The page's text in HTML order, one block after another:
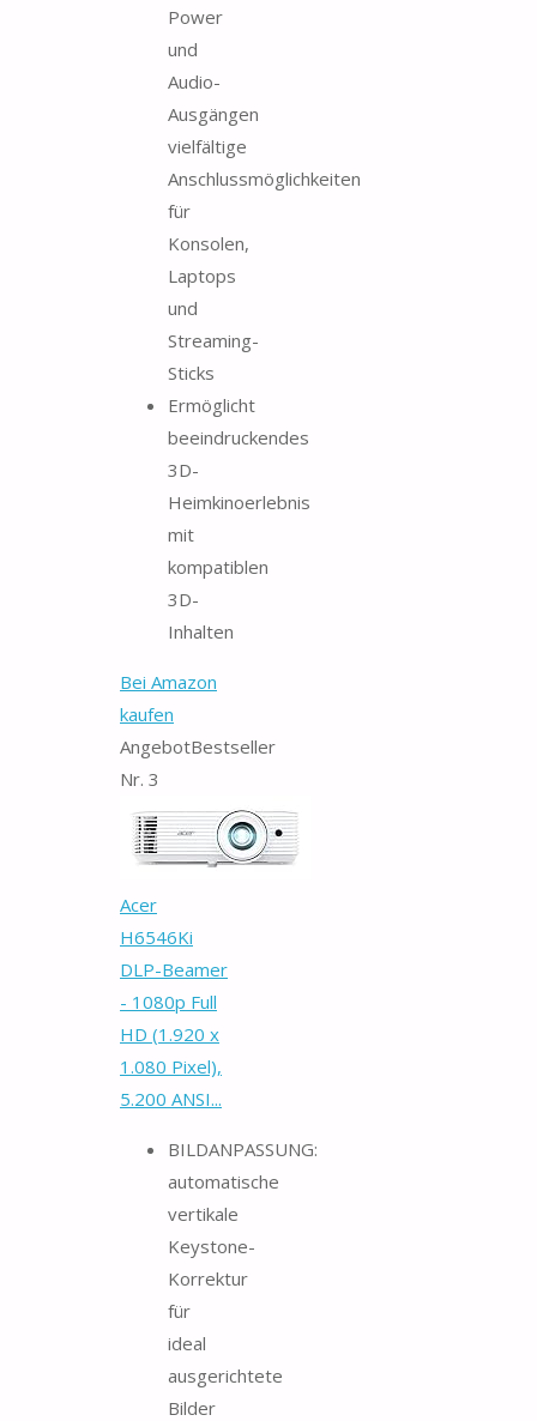
Power
und
Audio-
Ausgängen
vielfältige
Anschlussmöglichkeiten
für
Konsolen,
Laptops
und
Streaming-
Sticks
Ermöglicht
beeindruckendes
3D-
Heimkinoerlebnis
mit
kompatiblen
3D-
Inhalten
Bei Amazon
kaufen
AngebotBestseller
Nr. 3
Acer
H6546Ki
DLP-Beamer
- 1080p Full
HD (1.920 x
1.080 Pixel),
5.200 ANSI...
BILDANPASSUNG:
automatische
vertikale
Keystone-
Korrektur
für
ideal
ausgerichtete
Bilder